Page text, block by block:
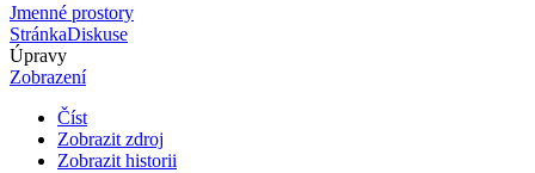
Jmenné prostory
StránkaDiskuse
Úpravy
Zobrazení
Číst
Zobrazit zdroj
Zobrazit historii